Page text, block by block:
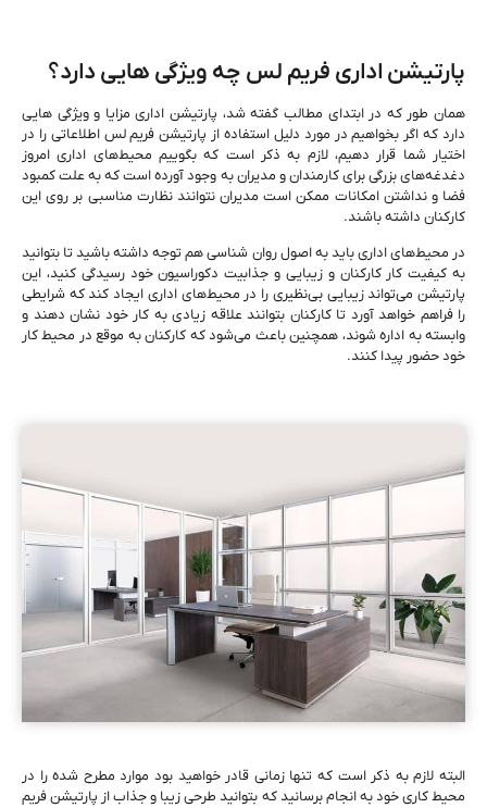
پارتیشن اداری فریم لس چه ویژگی هایی دارد؟
همان ‌طور که در ابتدای مطالب گفته شد، پارتیشن اداری مزایا و ویژگی ‌هایی
دارد که اگر بخواهیم در مورد دلیل استفاده از پارتیشن فریم لس اطلاعاتی را در
اختیار شما قرار دهیم، لازم به ذکر است که بگوییم محیط‌‌های اداری امروز
دغدغه‌‌های بزرگی برای کارمندان و مدیران به وجود آورده ‌است که به ‌علت کمبود
فضا و نداشتن امکانات ممکن است مدیران نتوانند نظارت مناسبی بر روی این
کارکنان داشته باشند.
در محیط‌های اداری باید به اصول روان شناسی هم توجه داشته باشید تا بتوانید
به کیفیت کار کارکنان و زیبایی و جذابیت دکوراسیون خود رسیدگی کنید، این
پارتیشن می‌تواند زیبایی بی‌نظیری را در محیط‌های اداری ایجاد کند که شرایطی
را فراهم خواهد آورد تا کارکنان بتوانند علاقه زیادی به کار خود نشان دهند و
وابسته به اداره شوند، همچنین باعث می‌شود که کارکنان به‌ موقع در محیط کار
خود حضور پیدا کنند.
البته لازم به ذکر است که تنها زمانی قادر خواهید بود موارد مطرح‌ شده را در
محیط کاری خود به انجام برسانید که بتوانید طرحی زیبا و جذاب از پارتیشن فریم